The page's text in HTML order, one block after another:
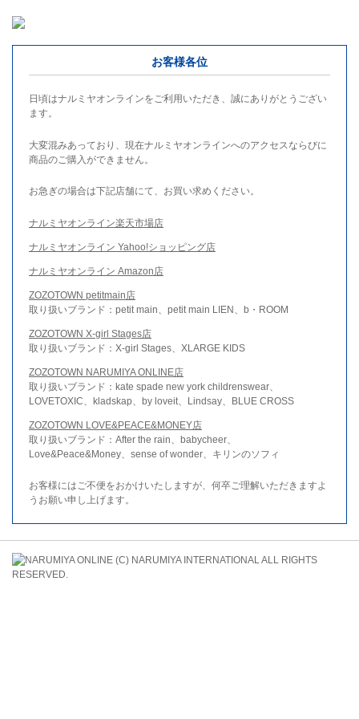
お客様各位
日頃はナルミヤオンラインをご利用いただき、誠にありがとうござい
ます。
大変混みあっており、現在ナルミヤオンラインへのアクセスならびに
商品のご購入ができません。
お急ぎの場合は下記店舗にて、お買い求めください。
ナルミヤオンライン楽天市場店
ナルミヤオンライン Yahoo!ショッピング店
ナルミヤオンライン Amazon店
ZOZOTOWN petitmain店
取り扱いブランド：petit main、petit main LIEN、b・ROOM
ZOZOTOWN X-girl Stages店
取り扱いブランド：X-girl Stages、XLARGE KIDS
ZOZOTOWN NARUMIYA ONLINE店
取り扱いブランド：kate spade new york childrenswear、
LOVETOXIC、kladskap、by loveit、Lindsay、BLUE CROSS
ZOZOTOWN LOVE&PEACE&MONEY店
取り扱いブランド：After the rain、babycheer、
Love&Peace&Money、sense of wonder、キリンのソフィ
お客様にはご不便をおかけいたしますが、何卒ご理解いただきますよ
うお願い申し上げます。